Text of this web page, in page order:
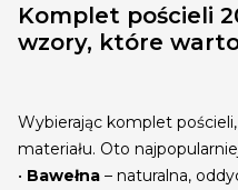
Komplet pościeli
wzory, które
Wybierając komplet
materiału. Oto
• Bawełna – naturalna,